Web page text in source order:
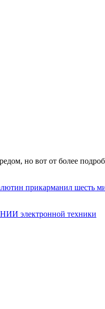
но вот от более
прикарманил шесть
электронной техники